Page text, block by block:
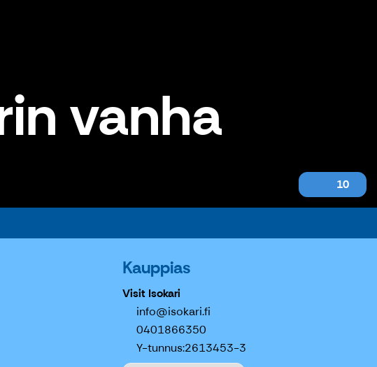
vanha
10
Kauppias
Visit Isokari
info@isokari.fi
0401866350
Y-tunnus:2613453-3